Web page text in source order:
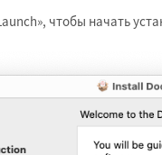
чтобы начать